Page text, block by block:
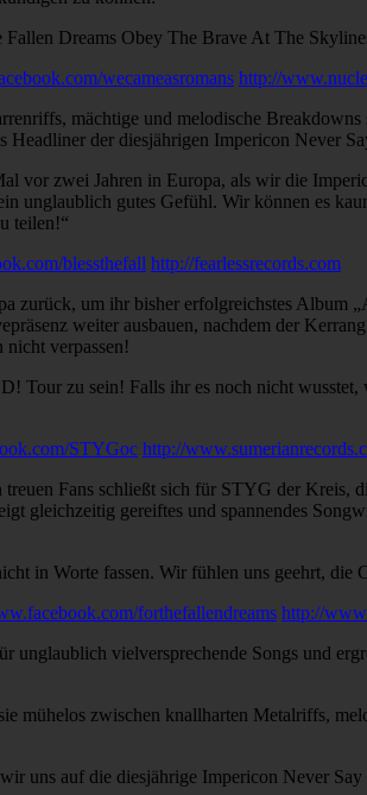
Dreams Obey The Brave At The
wecameasromans http://
mächtige und melodische
Headliner der diesjährigen Impericon Never
vor zwei Jahren in Europa, als wir die
unglaublich gutes Gefühl. Wir können es
teilen!“
blessthefall http://fearlessrecords.com
zurück, um ihr bisher erfolgreichstes
weiter ausbauen, nachdem der
nicht verpassen!
Tour zu sein! Falls ihr es noch nicht
STYGoc http://
Fans schließt sich für STYG der
gleichzeitig gereiftes und spannendes
in Worte fassen. Wir fühlen uns geehrt,
forthefallendreams http://
unglaublich vielversprechende Songs und
mühelos zwischen knallharten Metalriffs,
uns auf die diesjährige Impericon Never